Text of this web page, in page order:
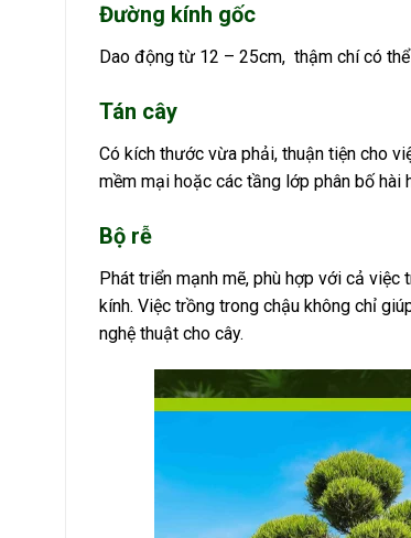
Đường kính gốc
Dao động từ 12 – 25cm, thậm chí có
Tán cây
Có kích thước vừa phải, thuận tiện cho
mềm mại hoặc các tầng lớp phân bố hài
Bộ rễ
Phát triển mạnh mẽ, phù hợp với cả
kính. Việc trồng trong chậu không chỉ
nghệ thuật cho cây.